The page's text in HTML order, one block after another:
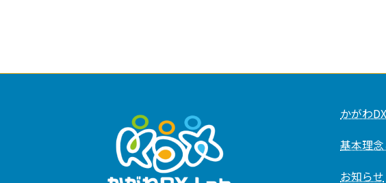
かがわ
基本理
お知らせ